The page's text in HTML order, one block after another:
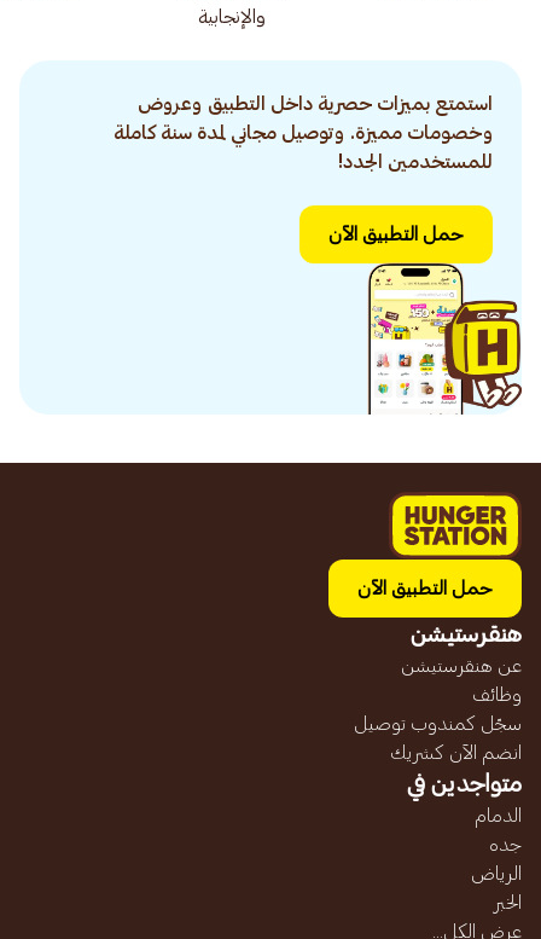
والإنجابية
استمتع بميزات حصرية داخل التطبيق وعروض
وخصومات مميزة. وتوصيل مجاني لمدة سنة كاملة
للمستخدمين الجدد!
حمل التطبيق الآن
حمل التطبيق الآن
هنقرستيشن
عن هنقرستيشن
وظائف
سجّل كمندوب توصيل
انضم الآن كشريك
متواجدين في
الدمام
جده
الرياض
الخبر
عرض الكل...